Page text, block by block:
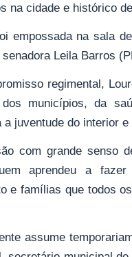
na cidade e histórico
empossada na sala
Leila Barros
regimental,
municípios, da
a juventude do interior
com grande senso
aprendeu a
e famílias que todos
assume